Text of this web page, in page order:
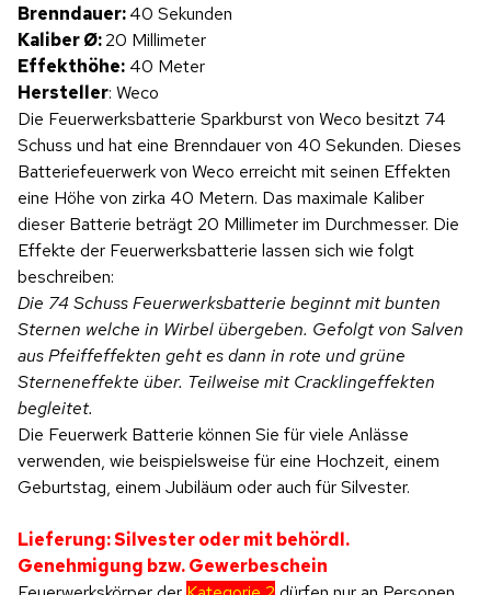
Brenndauer:40 Sekunden
Kaliber Ø:20 Millimeter
Effekthöhe: 40 Meter
Hersteller: Weco
Die Feuerwerksbatterie Sparkburst von Weco besitzt 74
Schuss und hat eine Brenndauer von 40 Sekunden. Dieses
Batteriefeuerwerk von Weco erreicht mit seinen Effekten
eine Höhe von zirka 40 Metern. Das maximale Kaliber
dieser Batterie beträgt 20 Millimeter im Durchmesser. Die
Effekte der Feuerwerksbatterie lassen sich wie folgt
beschreiben:
Die 74 Schuss Feuerwerksbatterie beginnt mit bunten
Sternen welche in Wirbel übergeben. Gefolgt von Salven
aus Pfeiffeffekten geht es dann in rote und grüne
Sterneneffekte über. Teilweise mit Cracklingeffekten
begleitet.
Die Feuerwerk Batterie können Sie für viele Anlässe
verwenden, wie beispielsweise für eine Hochzeit, einem
Geburtstag, einem Jubiläum oder auch für Silvester.
Lieferung: Silvester oder mit behördl.
Genehmigung bzw. Gewerbeschein